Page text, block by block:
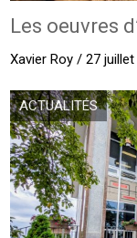
Les oeuvres
Xavier Roy / 27 juillet
ACTUALITÉS